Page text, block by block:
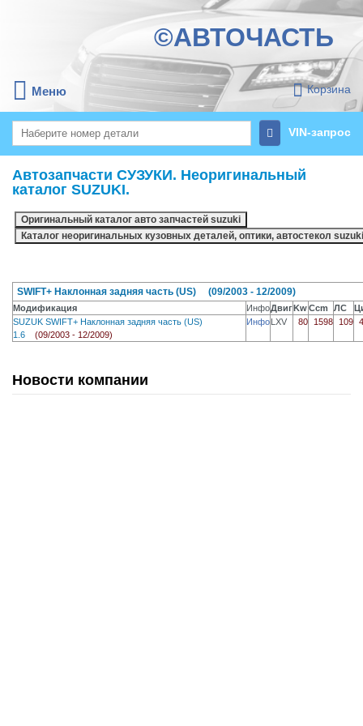
©АВТОЧАСТЬ
Меню Корзина
VIN-запрос
Автозапчасти СУЗУКИ. Неоригинальный
каталог SUZUKI.
SWIFT+ Наклонная задняя часть (US) (09/2003 - 12/2009)
Модификация ИнфоДвигKwCcm ЛС
SUZUK SWIFT+ Наклонная задняя часть (US)
1.6 (09/2003 - 12/2009)
ИнфоLXV 80 1598 109 4
Новости компании